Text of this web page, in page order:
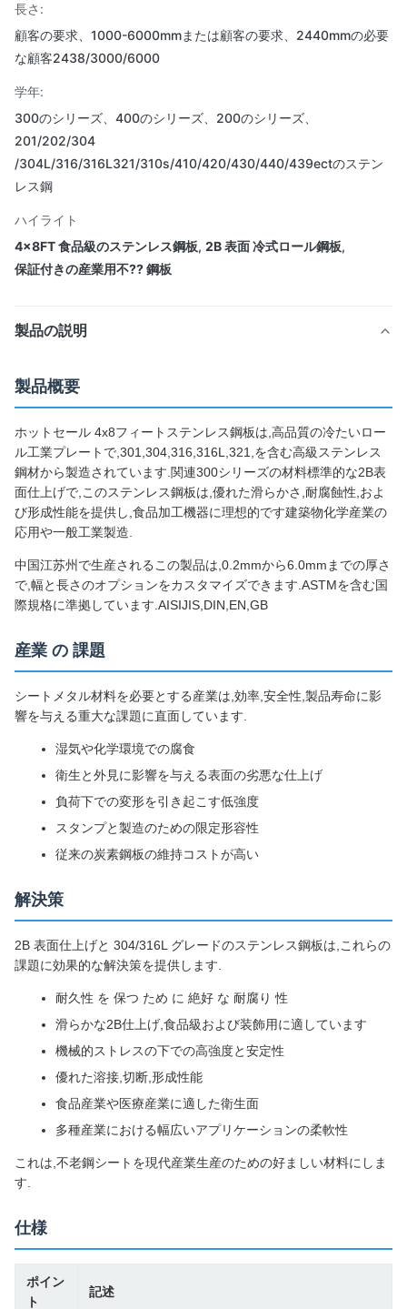
長さ:
顧客の要求、1000-6000mmまたは顧客の要求、2440mmの必要
な顧客2438/3000/6000
学年:
300のシリーズ、400のシリーズ、200のシリーズ、
201/202/304
/304L/316/316L321/310s/410/420/430/440/439ectのステン
レス鋼
ハイライト
4x8FT 食品級のステンレス鋼板, 2B 表面 冷式ロール鋼板,
保証付きの産業用不?? 鋼板
製品の説明
製品概要
ホットセール 4x8フィートステンレス鋼板は,高品質の冷たいロー
ル工業プレートで,301,304,316,316L,321,を含む高級ステンレス
鋼材から製造されています.関連300シリーズの材料標準的な2B表
面仕上げで,このステンレス鋼板は,優れた滑らかさ,耐腐蝕性,およ
び形成性能を提供し,食品加工機器に理想的です建築物化学産業の
応用や一般工業製造.
中国江苏州で生産されるこの製品は,0.2mmから6.0mmまでの厚さ
で,幅と長さのオプションをカスタマイズできます.ASTMを含む国
際規格に準拠しています.AISIJIS,DIN,EN,GB
産業 の 課題
シートメタル材料を必要とする産業は,効率,安全性,製品寿命に影
響を与える重大な課題に直面しています.
湿気や化学環境での腐食
衛生と外見に影響を与える表面の劣悪な仕上げ
負荷下での変形を引き起こす低強度
スタンプと製造のための限定形容性
従来の炭素鋼板の維持コストが高い
解決策
2B 表面仕上げと 304/316L グレードのステンレス鋼板は,これらの
課題に効果的な解決策を提供します.
耐久性 を 保つ ため に 絶好 な 耐腐り 性
滑らかな2B仕上げ,食品級および装飾用に適しています
機械的ストレスの下での高強度と安定性
優れた溶接,切断,形成性能
食品産業や医療産業に適した衛生面
多種産業における幅広いアプリケーションの柔軟性
これは,不老鋼シートを現代産業生産のための好ましい材料にしま
す.
仕様
ポイン
ト
記述